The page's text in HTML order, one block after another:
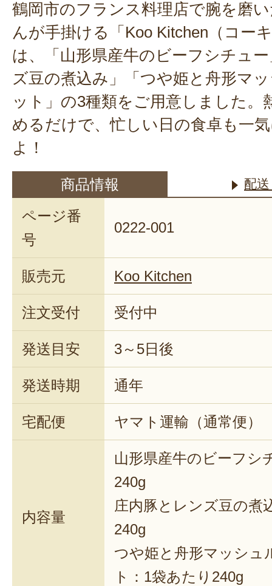
鶴岡市のフランス料理店で腕を磨
んが手掛ける「Koo Kitchen（コー
は、「山形県産牛のビーフシチュ
ズ豆の煮込み」「つや姫と舟形マ
ット」の3種類をご用意しました。
めるだけで、忙しい日の食卓も一
よ！
商品情報 配
ページ番
号
0222-001
販売元 Koo Kitchen
注文受付 受付中
発送目安 3～5日後
発送時期 通年
宅配便 ヤマト運輸（通常便）
内容量
山形県産牛のビーフシ
240g
庄内豚とレンズ豆の煮
240g
つや姫と舟形マッシュ
ト：1袋あたり240g